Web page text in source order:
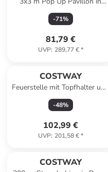
Grau
-71%
81,79 €
UVP: 289,77 €*
COSTWAY
Feuerstelle mit Topfhalter und
Ablage in Schwarz
-48%
102,99 €
UVP: 201,58 €*
COSTWAY